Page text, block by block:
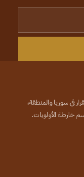
في سوريا والمنطقة،
خارطة الأولويات.